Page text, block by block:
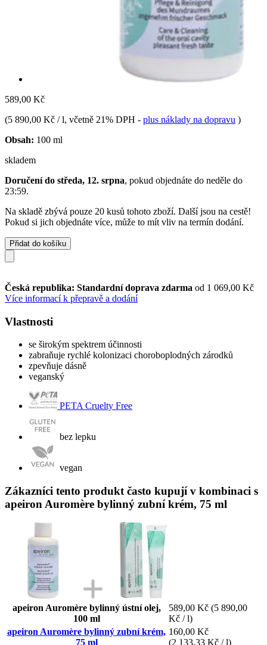
589,00 Kč
(5 890,00 Kč / l, včetně 21% DPH - plus náklady na dopravu )
Obsah: 100 ml
skladem
Doručení do středa, 12. srpna, pokud objednáte do neděle do
23:59.
Na skladě zbývá pouze 20 kusů tohoto zboží. Další jsou na cestě!
Pokud si jich objednáte více, může to mít vliv na termín dodání.
Přidat do košíku
Česká republika: Standardní doprava zdarma od 1 069,00 Kč
Více informací k přepravě a dodání
Vlastnosti
se širokým spektrem účinnosti
zabraňuje rychlé kolonizaci choroboplodných zárodků
zpevňuje dásně
veganský
PETA Cruelty Free
bez lepku
vegan
Zákazníci tento produkt často kupují v kombinaci s
apeiron Auromère bylinný zubní krém, 75 ml
apeiron Auromère bylinný ústní olej,
100 ml
589,00 Kč (5 890,00
Kč / l)
apeiron Auromère bylinný zubní krém,
75 ml
160,00 Kč
(2 133,33 Kč / l)